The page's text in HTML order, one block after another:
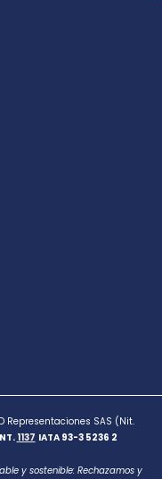
Representaciones SAS (Nit.
1137 IATA 93-3 5236 2
y sostenible: Rechazamos y